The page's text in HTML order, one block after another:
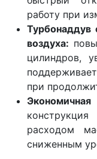
работу при
воздуха:
цилиндров,
при
расходом
сниженным